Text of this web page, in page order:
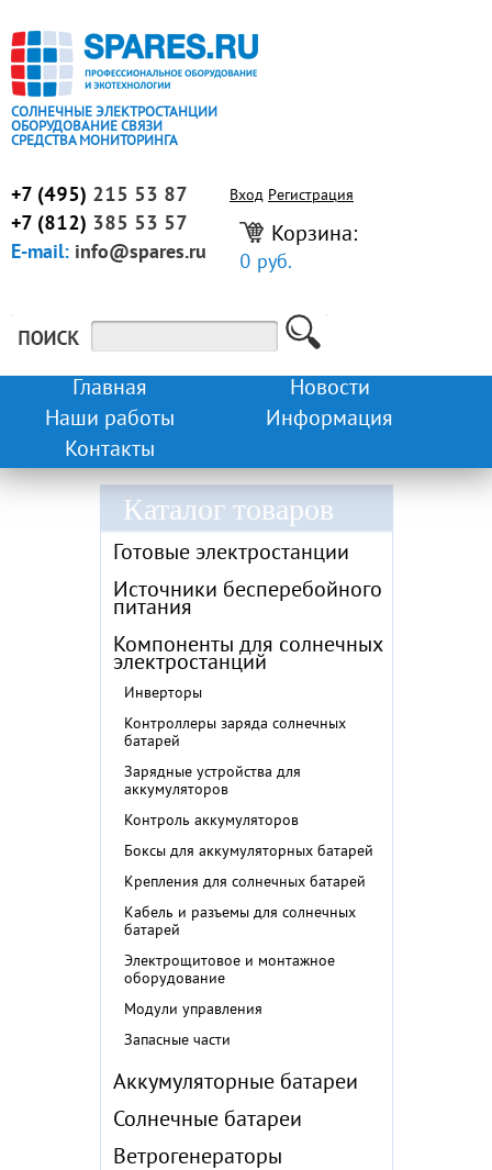
СОЛНЕЧНЫЕ ЭЛЕКТРОСТАНЦИИ
ОБОРУДОВАНИЕ СВЯЗИ
СРЕДСТВА МОНИТОРИНГА
+7 (495) 215 53 87
+7 (812) 385 53 57
E-mail: info@spares.ru
Вход Регистрация
Корзина:
0 руб.
Главная
Новости
Наши работы
Информация
Контакты
Каталог товаров
Готовые электростанции
Источники бесперебойного
питания
Компоненты для солнечных
электростанций
Инверторы
Контроллеры заряда солнечных
батарей
Зарядные устройства для
аккумуляторов
Контроль аккумуляторов
Боксы для аккумуляторных батарей
Крепления для солнечных батарей
Кабель и разъемы для солнечных
батарей
Электрощитовое и монтажное
оборудование
Модули управления
Запасные части
Аккумуляторные батареи
Солнечные батареи
Ветрогенераторы